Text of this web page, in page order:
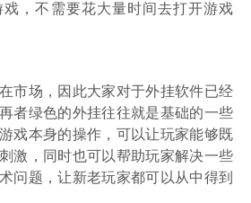
，不需要花大量时间去打开游戏
市场，因此大家对于外挂软件已经
者绿色的外挂往往就是基础的一些
戏本身的操作，可以让玩家能够既
激，同时也可以帮助玩家解决一些
问题，让新老玩家都可以从中得到